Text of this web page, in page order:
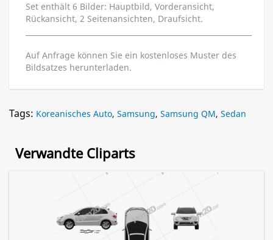
Set enthält 6 Bilder: Hauptbild, Vorderansicht,
Rückansicht, 2 Seitenansichten, Draufsicht.
Auf Anfrage können Sie ein kostenloses Muster des
Bildsatzes herunterladen.
Tags: Koreanisches Auto, Samsung, Samsung QM, Sedan
Verwandte Cliparts